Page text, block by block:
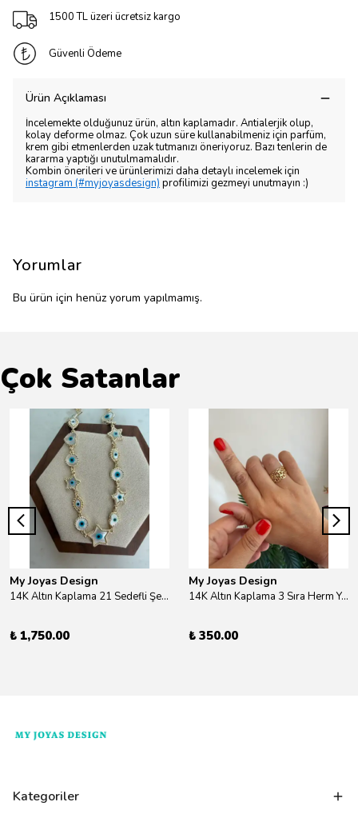
1500 TL üzeri ücretsiz kargo
Güvenli Ödeme
Ürün Açıklaması
İncelemekte olduğunuz ürün, altın kaplamadır. Antialerjik olup,
kolay deforme olmaz. Çok uzun süre kullanabilmeniz için parfüm,
krem gibi etmenlerden uzak tutmanızı öneriyoruz. Bazı tenlerin de
kararma yaptığı unutulmamalıdır.
Kombin önerileri ve ürünlerimizi daha detaylı incelemek için
instagram (#myjoyasdesign) profilimizi gezmeyi unutmayın :)
Yorumlar
Bu ürün için henüz yorum yapılmamış.
Çok Satanlar
My Joyas Design
14K Altın Kaplama 21 Sedefli Şekiller Kolye 46cm
₺ 1,750.00
My Joyas Design
14K Altın Kaplama 3 Sıra Herm Yüzük Gold
₺ 350.00
Kategoriler